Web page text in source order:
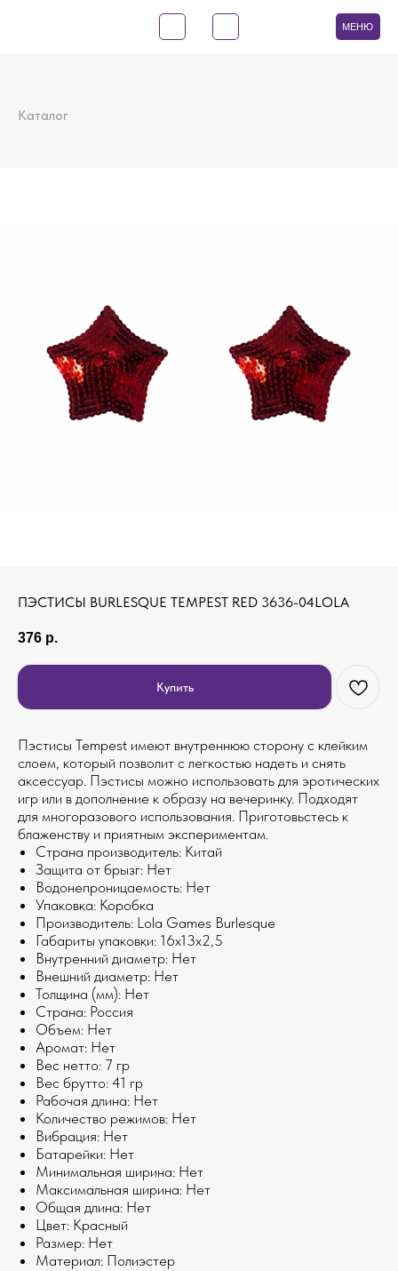
МЕНЮ
Каталог
ПЭСТИСЫ BURLESQUE TEMPEST RED 3636-04LOLA
376 р.
Купить
Пэстисы Tempest имеют внутреннюю сторону с клейким
слоем, который позволит c легкостью надеть и снять
аксессуар. Пэстисы можно использовать для эротических
игр или в дополнение к образу на вечеринку. Подходят
для многоразового использования. Приготовьстесь к
блаженству и приятным экспериментам.
Страна производитель: Китай
Защита от брызг: Нет
Водонепроницаемость: Нет
Упаковка: Коробка
Производитель: Lola Games Burlesque
Габариты упаковки: 16x13x2,5
Внутренний диаметр: Нет
Внешний диаметр: Нет
Толщина (мм): Нет
Страна: Россия
Объем: Нет
Аромат: Нет
Веc нетто: 7 гр
Веc брутто: 41 гр
Рабочая длина: Нет
Количество режимов: Нет
Вибрация: Нет
Батарейки: Нет
Минимальная ширина: Нет
Максимальная ширина: Нет
Общая длина: Нет
Цвет: Красный
Размер: Нет
Материал: Полиэстер